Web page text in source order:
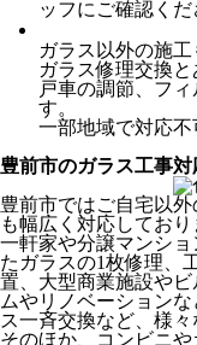
ッフにご確認くだ
ガラス以外の施工
ガラス修理交換
戸車の調節、フ
す。
一部地域で対応不
豊前市のガラス工事
豊前市ではご自宅以
も幅広く対応しており
一軒家や分譲マンシ
たガラスの1枚修理、
置、大型商業施設や
ムやリノベーション
ス一斉交換など、様
そのほか、コンビニ